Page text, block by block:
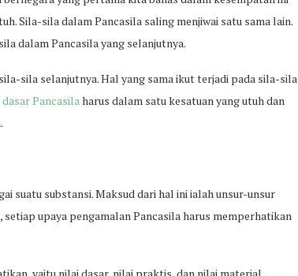
Sila-sila dalam Pancasila saling menjiwai satu sama lain.
dalam Pancasila yang selanjutnya.
sila selanjutnya. Hal yang sama ikut terjadi pada sila-sila
Pancasilaharus dalam satu kesatuan yang utuh dan
suatu substansi. Maksud dari hal ini ialah unsur-unsur
upaya pengamalan Pancasila harus memperhatikan